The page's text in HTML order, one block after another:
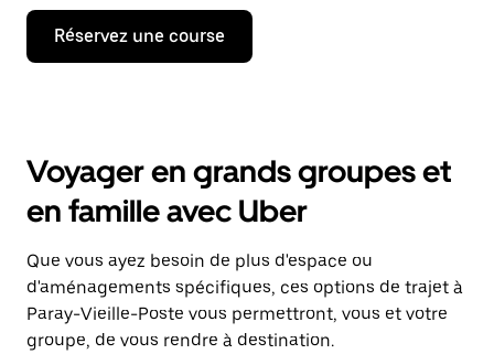
Réservez une course
Voyager en grands groupes et
en famille avec Uber
Que vous ayez besoin de plus d'espace ou
d'aménagements spécifiques, ces options de trajet à
Paray-Vieille-Poste vous permettront, vous et votre
groupe, de vous rendre à destination.